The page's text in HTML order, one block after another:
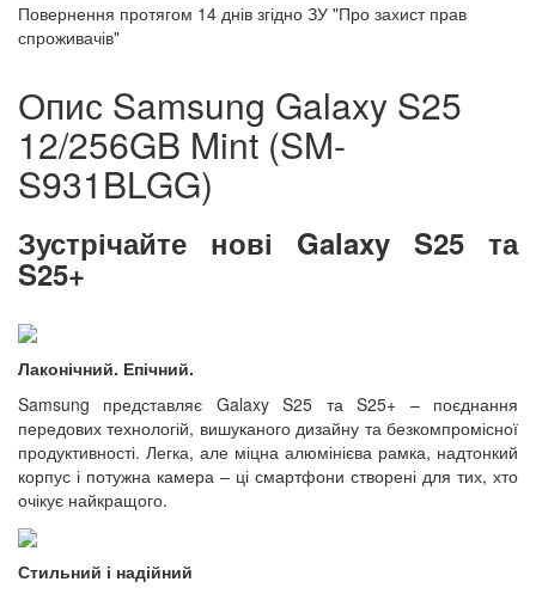
Повернення протягом 14 днів згідно ЗУ "Про захист прав
спроживачів"
Опис Samsung Galaxy S25
12/256GB Mint (SM-
S931BLGG)
Зустрічайте нові Galaxy S25 та
S25+
Лаконічний. Епічний.
Samsung представляє Galaxy S25 та S25+ – поєднання
передових технологій, вишуканого дизайну та безкомпромісної
продуктивності. Легка, але міцна алюмінієва рамка, надтонкий
корпус і потужна камера – ці смартфони створені для тих, хто
очікує найкращого.
Стильний і надійний